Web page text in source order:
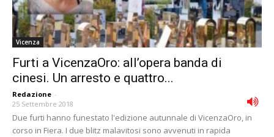
Vicenza
Furti a VicenzaOro: all’opera banda di
cinesi. Un arresto e quattro...
Redazione -
25 Settembre 2018
Due furti hanno funestato l'edizione autunnale di VicenzaOro, in
corso in Fiera. I due blitz malavitosi sono avvenuti in rapida